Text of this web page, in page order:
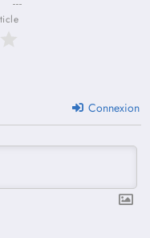
Connexion